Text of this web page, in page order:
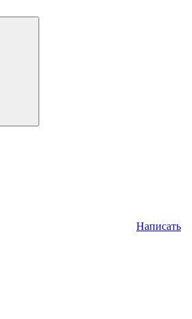
Написать